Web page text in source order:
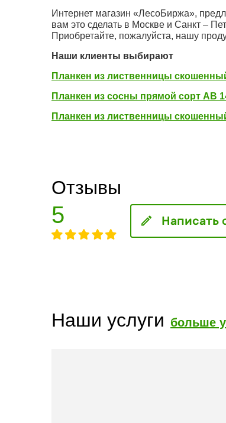
Интернет магазин «ЛесоБиржа»,
вам это сделать в Москве и Санкт –
Приобретайте, пожалуйста, нашу
Наши клиенты выбирают
Планкен из лиственницы
Планкен из сосны прямой сорт АВ
Планкен из лиственницы
Отзывы
5 Написать
Наши услуги больше